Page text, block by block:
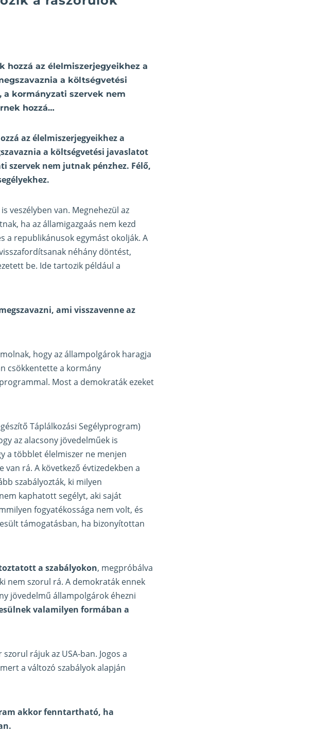
hozzá az élelmiszerjegyeikhez a
a költségvetési
a kormányzati szervek nem
hozzá…
az élelmiszerjegyeikhez a
a költségvetési javaslatot
szervek nem jutnak pénzhez. Félő,
veszélyben van. Megnehezül az
ha az államigazgaás nem kezd
a republikánusok egymást okolják. A
néhány döntést,
be. Ide tartozik például a
ami visszavenne az
hogy az állampolgárok haragja
csökkentette a kormány
Most a demokraták ezeket
Táplálkozási Segélyprogram)
az alacsony jövedelműek is
a többlet élelmiszer ne menjen
van rá. A következő évtizedekben a
szabályozták, ki milyen
kaphatott segélyt, aki saját
fogyatékossága nem volt, és
támogatásban, ha bizonyítottan
a szabályokon, megpróbálva
nem szorul rá. A demokraták ennek
jövedelmű állampolgárok éhezni
valamilyen formában a
rájuk az USA-ban. Jogos a
a változó szabályok alapján
akkor fenntartható, ha